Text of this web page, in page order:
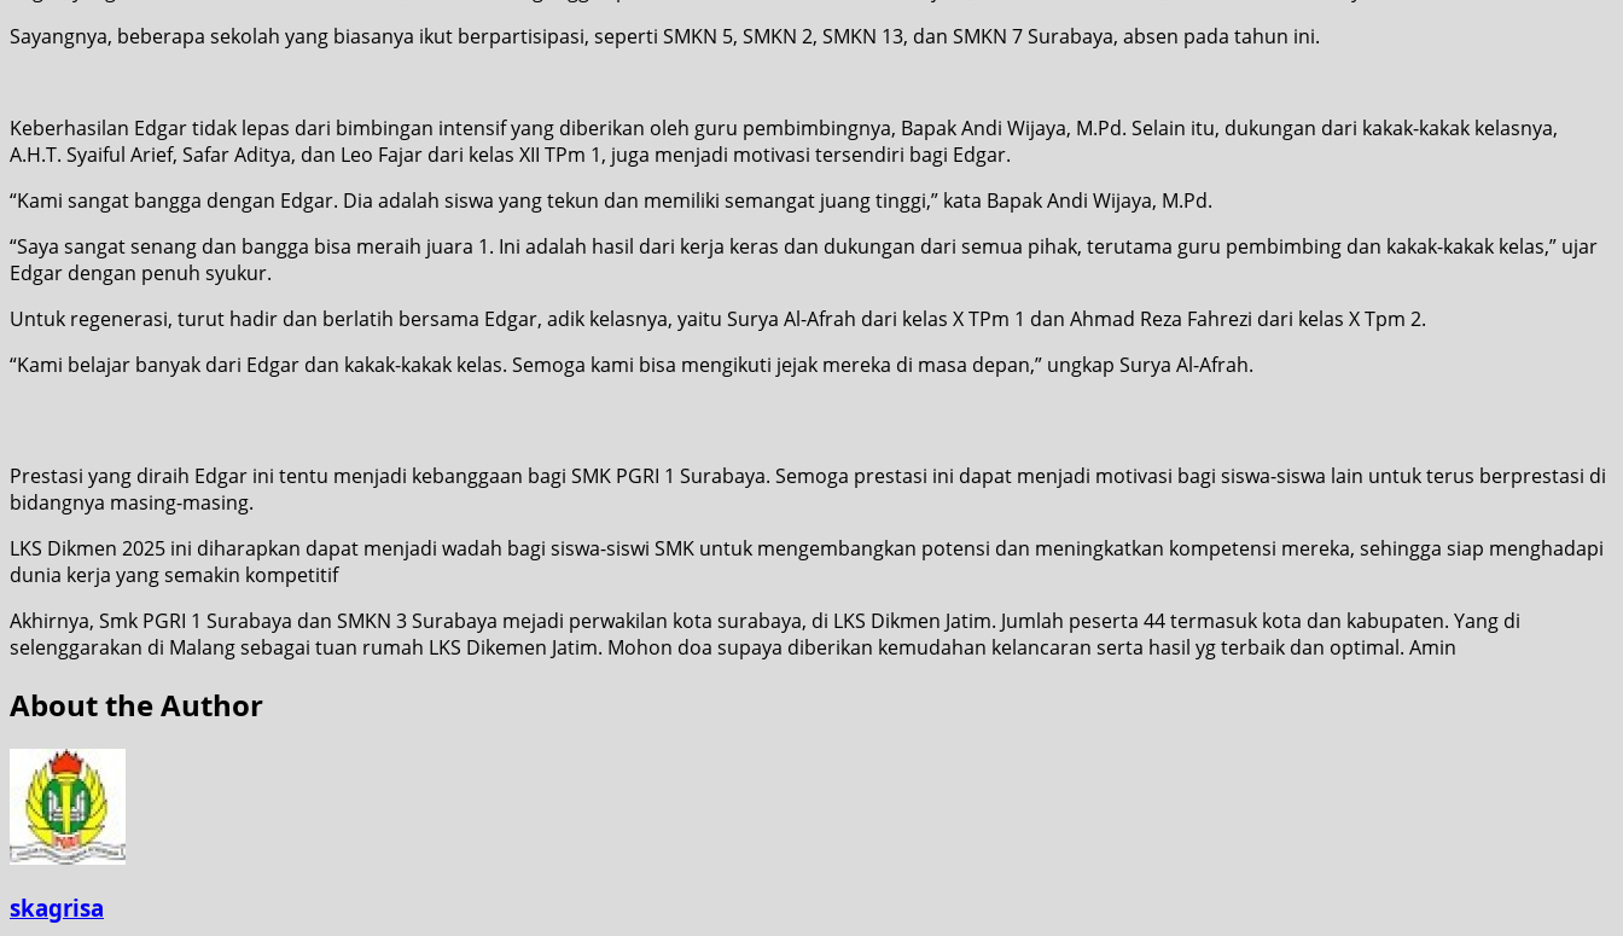
Sayangnya, beberapa sekolah yang biasanya ikut berpartisipasi, seperti SMKN 5, SMKN 2, SMKN 13, dan SMKN 7 Surabaya, absen pada tahun ini.
Keberhasilan Edgar tidak lepas dari bimbingan intensif yang diberikan oleh guru pembimbingnya, Bapak Andi Wijaya, M.Pd. Selain itu, dukungan dari kakak-kakak kelasnya,
A.H.T. Syaiful Arief, Safar Aditya, dan Leo Fajar dari kelas XII TPm 1, juga menjadi motivasi tersendiri bagi Edgar.
“Kami sangat bangga dengan Edgar. Dia adalah siswa yang tekun dan memiliki semangat juang tinggi,” kata Bapak Andi Wijaya, M.Pd.
“Saya sangat senang dan bangga bisa meraih juara 1. Ini adalah hasil dari kerja keras dan dukungan dari semua pihak, terutama guru pembimbing dan kakak-kakak kelas,” ujar
Edgar dengan penuh syukur.
Untuk regenerasi, turut hadir dan berlatih bersama Edgar, adik kelasnya, yaitu Surya Al-Afrah dari kelas X TPm 1 dan Ahmad Reza Fahrezi dari kelas X Tpm 2.
“Kami belajar banyak dari Edgar dan kakak-kakak kelas. Semoga kami bisa mengikuti jejak mereka di masa depan,” ungkap Surya Al-Afrah.
Prestasi yang diraih Edgar ini tentu menjadi kebanggaan bagi SMK PGRI 1 Surabaya. Semoga prestasi ini dapat menjadi motivasi bagi siswa-siswa lain untuk terus berprestasi di
bidangnya masing-masing.
LKS Dikmen 2025 ini diharapkan dapat menjadi wadah bagi siswa-siswi SMK untuk mengembangkan potensi dan meningkatkan kompetensi mereka, sehingga siap menghadapi
dunia kerja yang semakin kompetitif
Akhirnya, Smk PGRI 1 Surabaya dan SMKN 3 Surabaya mejadi perwakilan kota surabaya, di LKS Dikmen Jatim. Jumlah peserta 44 termasuk kota dan kabupaten. Yang di
selenggarakan di Malang sebagai tuan rumah LKS Dikemen Jatim. Mohon doa supaya diberikan kemudahan kelancaran serta hasil yg terbaik dan optimal. Amin
About the Author
skagrisa